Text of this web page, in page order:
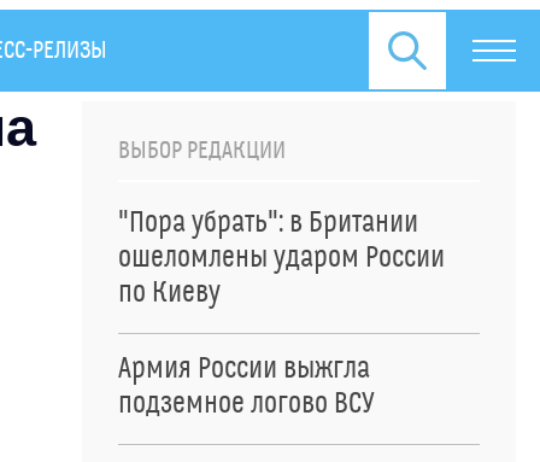
РЕЛИЗЫ
ВЫБОР РЕДАКЦИИ
"Пора убрать": в Британии
ошеломлены ударом России
по Киеву
Армия России выжгла
подземное логово ВСУ